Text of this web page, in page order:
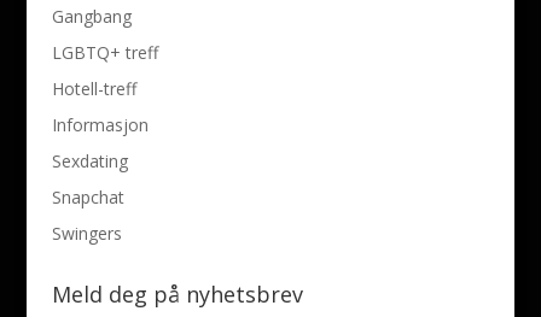
Gangbang
LGBTQ+ treff
Hotell-treff
Informasjon
Sexdating
Snapchat
Swingers
Meld deg på nyhetsbrev